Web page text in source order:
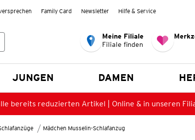
Family Card Newsletter Hilfe & Service
Meine Filiale
Filiale finden
JUNGEN DAMEN
bereits reduzierten Artikel | Online & in unseren
Mädchen Musselin-Schlafanzug